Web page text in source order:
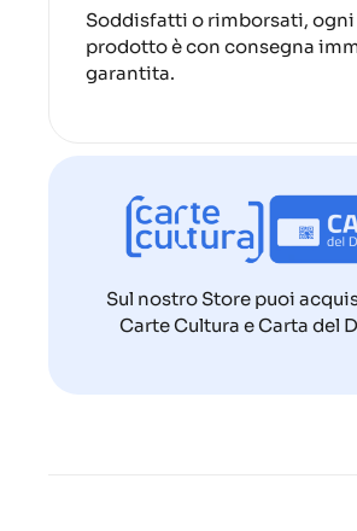
Soddisfatti o rimborsati,
prodotto è con consegna
garantita.
Sul nostro Store puoi
Carte Cultura e Carta del